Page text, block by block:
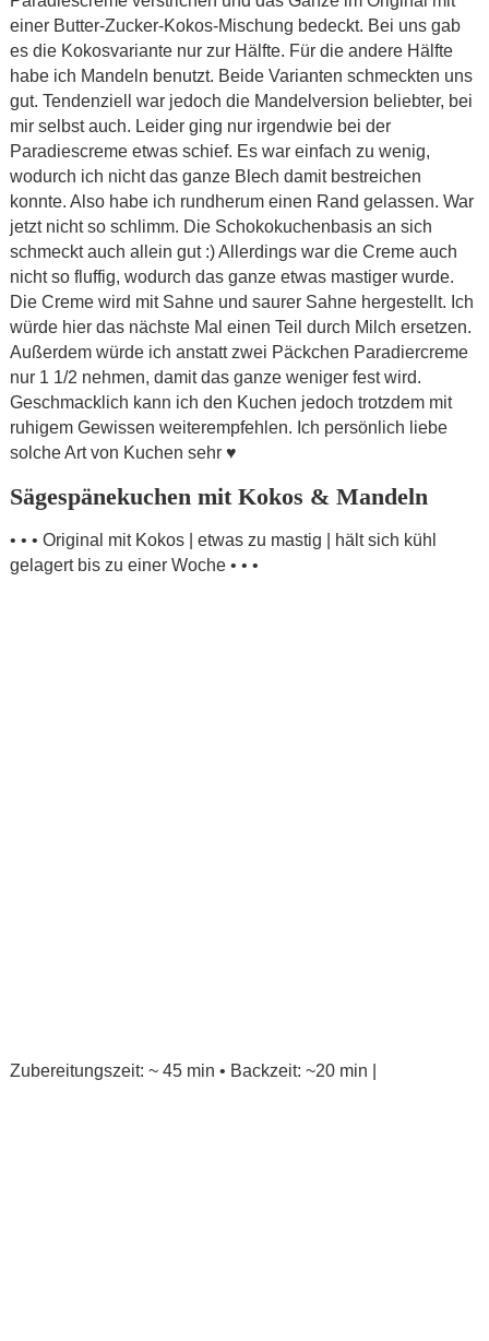
einer Butter-Zucker-Kokos-Mischung bedeckt. Bei uns gab
es die Kokosvariante nur zur Hälfte. Für die andere Hälfte
habe ich Mandeln benutzt. Beide Varianten schmeckten uns
gut. Tendenziell war jedoch die Mandelversion beliebter, bei
mir selbst auch. Leider ging nur irgendwie bei der
Paradiescreme etwas schief. Es war einfach zu wenig,
wodurch ich nicht das ganze Blech damit bestreichen
konnte. Also habe ich rundherum einen Rand gelassen. War
jetzt nicht so schlimm. Die Schokokuchenbasis an sich
schmeckt auch allein gut :) Allerdings war die Creme auch
nicht so fluffig, wodurch das ganze etwas mastiger wurde.
Die Creme wird mit Sahne und saurer Sahne hergestellt. Ich
würde hier das nächste Mal einen Teil durch Milch ersetzen.
Außerdem würde ich anstatt zwei Päckchen Paradiercreme
nur 1 1/2 nehmen, damit das ganze weniger fest wird.
Geschmacklich kann ich den Kuchen jedoch trotzdem mit
ruhigem Gewissen weiterempfehlen. Ich persönlich liebe
solche Art von Kuchen sehr ♥
Sägespänekuchen mit Kokos & Mandeln
• • • Original mit Kokos | etwas zu mastig | hält sich kühl
gelagert bis zu einer Woche • • •
Zubereitungszeit: ~ 45 min • Backzeit: ~20 min |